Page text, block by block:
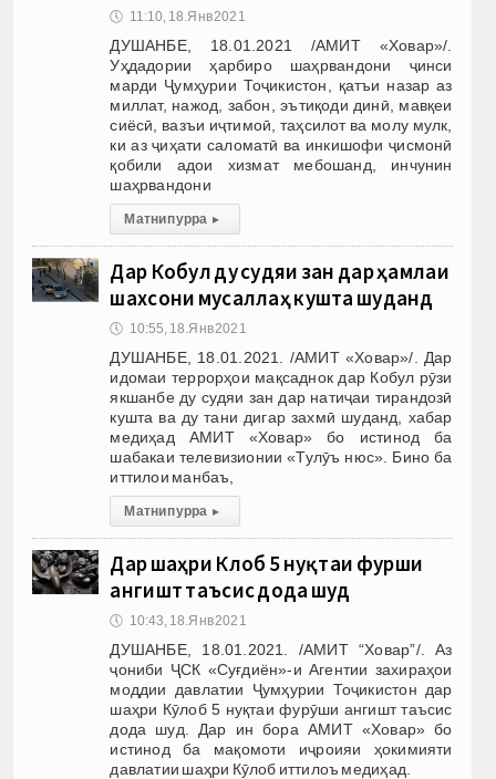
🕔 11:10, 18.Янв 2021
ДУШАНБЕ, 18.01.2021 /АМИТ «Ховар»/.
Уҳдадории ҳарбиро шаҳрвандони ҷинси
марди Ҷумҳурии Тоҷикистон, қатъи назар аз
миллат, нажод, забон, эътиқоди динӣ, мавқеи
сиёсӣ, вазъи иҷтимоӣ, таҳсилот ва молу мулк,
ки аз ҷиҳати саломатӣ ва инкишофи ҷисмонӣ
қобили адои хизмат мебошанд, инчунин
шаҳрвандони
Матни пурра ▸
Дар Кобул ду судяи зан дар ҳамлаи
шахсони мусаллаҳ кушта шуданд
🕔 10:55, 18.Янв 2021
ДУШАНБЕ, 18.01.2021. /АМИТ «Ховар»/. Дар
идомаи террорҳои мақсаднок дар Кобул рӯзи
якшанбе ду судяи зан дар натиҷаи тирандозӣ
кушта ва ду тани дигар захмӣ шуданд, хабар
медиҳад АМИТ «Ховар» бо истинод ба
шабакаи телевизионии «Тулӯъ нюс». Бино ба
иттилои манбаъ,
Матни пурра ▸
Дар шаҳри Кӯлоб 5 нуқтаи фурӯши
ангишт таъсис дода шуд
🕔 10:43, 18.Янв 2021
ДУШАНБЕ, 18.01.2021. /АМИТ “Ховар”/. Аз
ҷониби ҶСК «Суғдиён»-и Агентии захираҳои
моддии давлатии Ҷумҳурии Тоҷикистон дар
шаҳри Кӯлоб 5 нуқтаи фурӯши ангишт таъсис
дода шуд. Дар ин бора АМИТ «Ховар» бо
истинод ба мақомоти иҷроияи ҳокимияти
давлатии шаҳри Кӯлоб иттилоъ медиҳад.